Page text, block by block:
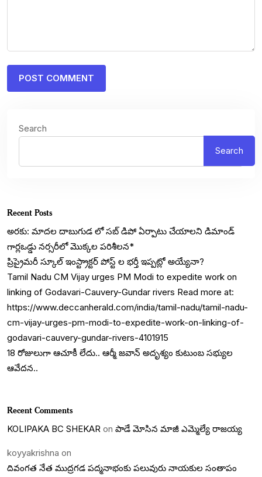
Search
Search
Recent Posts
అరకు: మాదల దాబుగుడ లో సబ్ డిపో ఏర్పాటు చేయాలని డిమాండ్
గార్లఒడ్డు నర్సరీలో మొక్కల పరిశీలన*
ప్రిప్రైమరీ స్కూల్ ఇంస్ట్రాక్టర్ పోస్ట్ ల భర్తీ ఇప్పట్లో అయ్యేనా?
Tamil Nadu CM Vijay urges PM Modi to expedite work on
linking of Godavari-Cauvery-Gundar rivers Read more at:
https://www.deccanherald.com/india/tamil-nadu/tamil-nadu-
cm-vijay-urges-pm-modi-to-expedite-work-on-linking-of-
godavari-cauvery-gundar-rivers-4101915
18 రోజులుగా ఆచూకీ లేదు.. ఆర్మీ జవాన్ అదృశ్యం కుటుంబ సభ్యుల
ఆవేదన..
Recent Comments
KOLIPAKA BC SHEKAR on పాడే మోసిన మాజీ ఎమ్మెల్యే రాజయ్య
koyyakrishna on
దివంగత నేత ముద్రగడ పద్మనాభంకు పలువురు నాయకుల సంతాపం